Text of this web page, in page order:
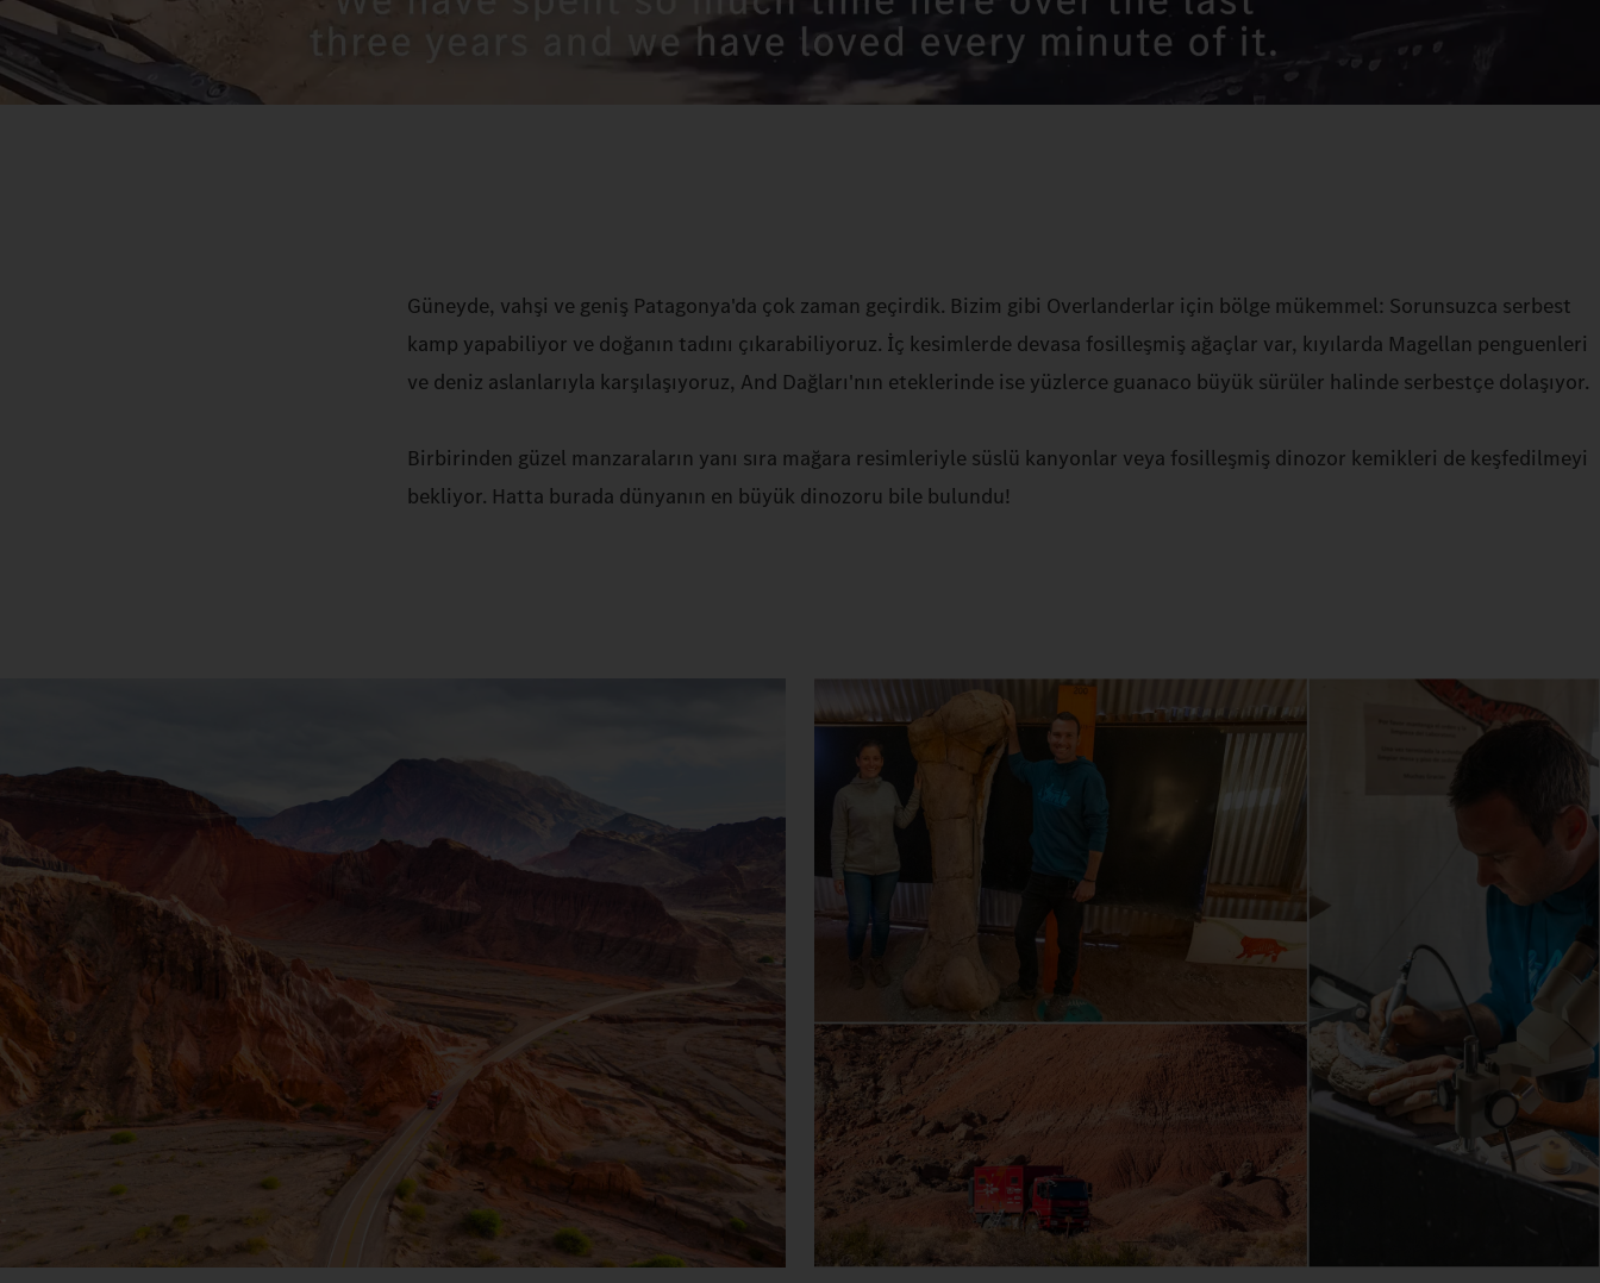
Güneyde, vahşi ve geniş Patagonya'da çok zaman geçirdik. Bizim gibi Overlanderlar için bölge mükemmel: Sorunsuzca serbest
kamp yapabiliyor ve doğanın tadını çıkarabiliyoruz. İç kesimlerde devasa fosilleşmiş ağaçlar var, kıyılarda Magellan penguenleri
ve deniz aslanlarıyla karşılaşıyoruz, And Dağları'nın eteklerinde ise yüzlerce guanaco büyük sürüler halinde serbestçe dolaşıyor.
Birbirinden güzel manzaraların yanı sıra mağara resimleriyle süslü kanyonlar veya fosilleşmiş dinozor kemikleri de keşfedilmeyi
bekliyor. Hatta burada dünyanın en büyük dinozoru bile bulundu!